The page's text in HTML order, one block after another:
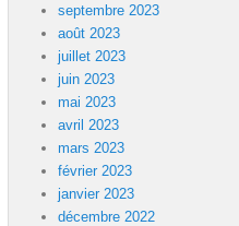
septembre 2023
août 2023
juillet 2023
juin 2023
mai 2023
avril 2023
mars 2023
février 2023
janvier 2023
décembre 2022